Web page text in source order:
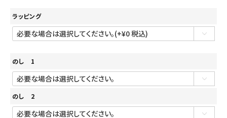
ラッピング
のし 1
のし 2